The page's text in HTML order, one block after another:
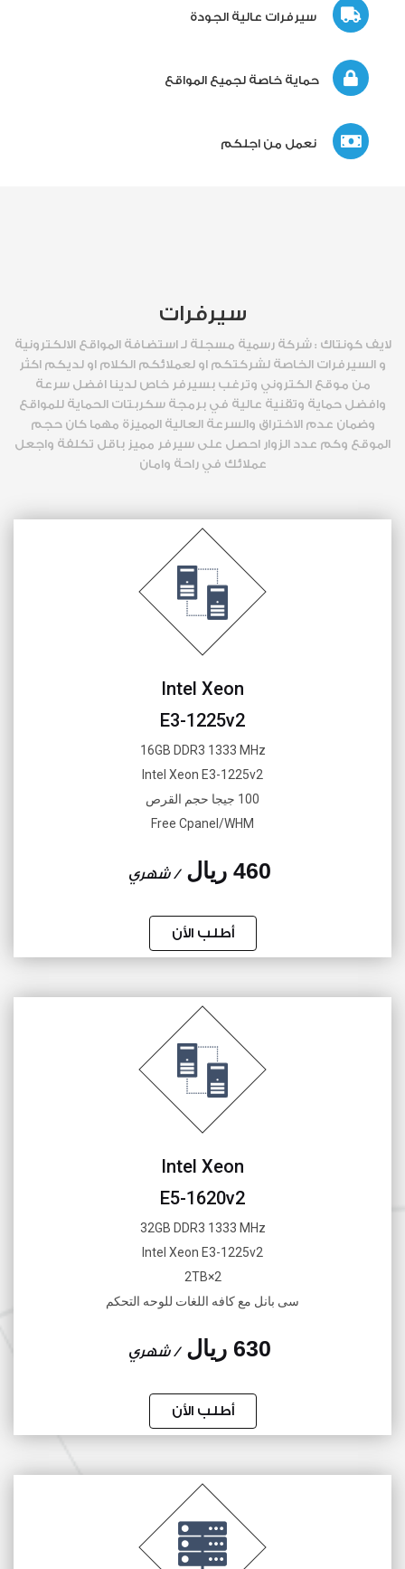
سيرفرات عالية الجودة
حماية خاصة لجميع المواقع
نعمل من اجلكم
سيرفرات
لايف كونتاك : شركة رسمية مسجلة لـ استضافة المواقع الالكترونية
و السيرفرات الخاصة لشركتكم او لعملائكم الكلام او لديكم اكثر
من موقع الكتروني وترغب بسيرفر خاص لدينا افضل سرعة
وافضل حماية وتقنية عالية في برمجة سكربتات الحماية للمواقع
وضمان عدم الاختراق والسرعة العالية المميزة مهما كان حجم
الموقع وكم عدد الزوار احصل على سيرفر مميز باقل تكلفة واجعل
عملائك في راحة وامان
Intel Xeon
E3-1225v2
16GB DDR3 1333 MHz
Intel Xeon E3-1225v2
100 جيجا حجم القرص
Free Cpanel/WHM
460 ريال / شهري
أطلب الأن
Intel Xeon
E5-1620v2
32GB DDR3 1333 MHz
Intel Xeon E3-1225v2
2×2TB
سى بانل مع كافه اللغات للوحه التحكم
630 ريال / شهري
أطلب الأن